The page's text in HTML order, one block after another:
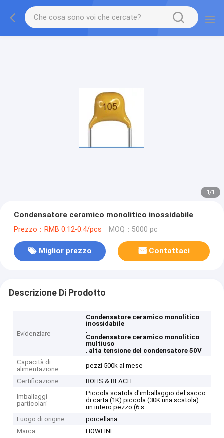
1/1
Condensatore ceramico monolitico inossidabile
Prezzo：RMB 0.12-0.4/pcs MOQ：5000 pc
Miglior prezzo Contattaci
Descrizione Di Prodotto
Evidenziare
Condensatore ceramico monolitico
inossidabile
,
Condensatore ceramico monolitico
multiuso
, alta tensione del condensatore 50V
Capacità di
alimentazione
pezzi 500k al mese
Certificazione ROHS & REACH
Imballaggi
particolari
Piccola scatola d'imballaggio del sacco
di carta (1K) piccola (30K una scatola)
un intero pezzo (6 s
Luogo di origine
porcellana
Marca
HOWFINE